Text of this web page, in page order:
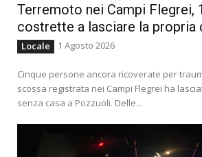
Terremoto nei Campi Flegrei,
costrette a lasciare la propria
Locale 1 Agosto 2026
Cinque persone ancora ricoverate per
scossa registrata nei Campi Flegrei ha
senza casa a Pozzuoli. Delle...